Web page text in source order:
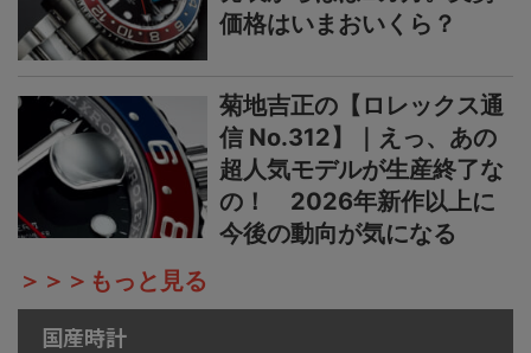
価格はいまおいくら？
菊地吉正の【ロレックス通
信 No.312】｜えっ、あの
超人気モデルが生産終了な
の！ 2026年新作以上に
今後の動向が気になる
＞＞＞もっと見る
国産時計